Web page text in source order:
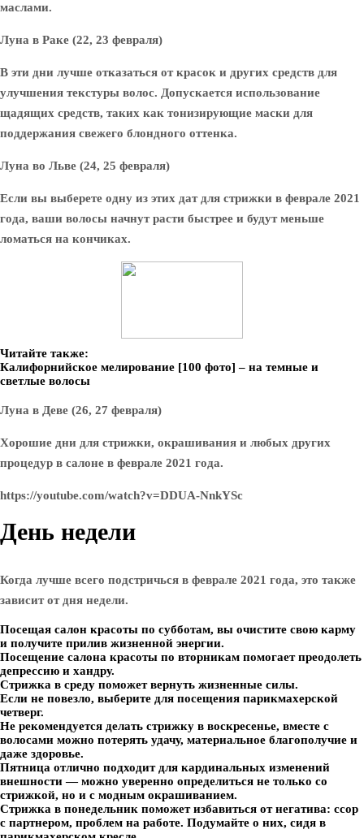
маслами.
Луна в Раке (22, 23 февраля)
В эти дни лучше отказаться от красок и других средств для
улучшения текстуры волос. Допускается использование
щадящих средств, таких как тонизирующие маски для
поддержания свежего блондного оттенка.
Луна во Льве (24, 25 февраля)
Если вы выберете одну из этих дат для стрижки в феврале 2021
года, ваши волосы начнут расти быстрее и будут меньше
ломаться на кончиках.
Читайте также:
Калифорнийское мелирование [100 фото] – на темные и
светлые волосы
Луна в Деве (26, 27 февраля)
Хорошие дни для стрижки, окрашивания и любых других
процедур в салоне в феврале 2021 года.
https://youtube.com/watch?v=DDUA-NnkYSc
День недели
Когда лучше всего подстричься в феврале 2021 года, это также
зависит от дня недели.
Посещая салон красоты по субботам, вы очистите свою карму
и получите прилив жизненной энергии.
Посещение салона красоты по вторникам помогает преодолеть
депрессию и хандру.
Стрижка в среду поможет вернуть жизненные силы.
Если не повезло, выберите для посещения парикмахерской
четверг.
Не рекомендуется делать стрижку в воскресенье, вместе с
волосами можно потерять удачу, материальное благополучие и
даже здоровье.
Пятница отлично подходит для кардинальных изменений
внешности — можно уверенно определиться не только со
стрижкой, но и с модным окрашиванием.
Стрижка в понедельник поможет избавиться от негатива: ссор
с партнером, проблем на работе. Подумайте о них, сидя в